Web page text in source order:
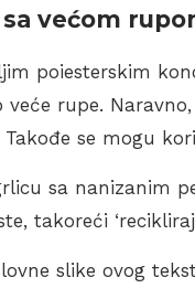
većom
poiesterskim
rupe.
se mogu
sa nanizanim
takoreći
slike ovog